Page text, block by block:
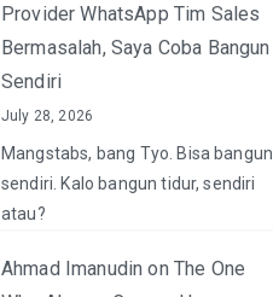
Provider WhatsApp Tim Sales
Bermasalah, Saya Coba Bangun
Sendiri
July 28, 2026
Mangstabs, bang Tyo. Bisa bangun
sendiri. Kalo bangun tidur, sendiri
atau?
Ahmad Imanudin on The One